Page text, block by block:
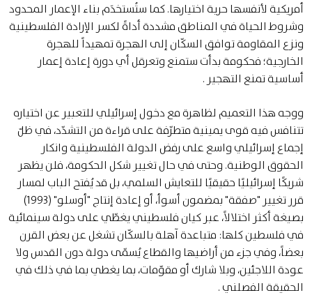
أمريكية لأنفسها حرية اختيارها. كما ستُستخدَم بناء الإعمار المحدود
وشروط الحياة في المناطق مشددة أداةً لكسر الإرادة الفلسطينية
ونزع المقاومة توافق السكّان إلى الهجرة تمهيداً للهجرة
الخارجية؛ فحكومة بدأت ستمنع وتعرقل أي دورة إعادة إعمار
أساسية تمنع التهجير .
ووجه هذا التعميم لظاهرة مع دخول إسرائيلي للتعبير عن اختياره
تتنافس فيه قوى يمينية متطرّفة على قراءة من التشدّد، في ظلّ
إجماع إسرائيلي واسع على رفض الدولة الفلسطينية وانكار
الحقوق الوطنية. وحتى في حال تغيير شكل الحكومة، فلن يظهر
شريكًا إسرائيليًا حقيقيًا للتعايش السلمي، بل قد يُفتح الباب لمسار
قرر تغيير "صفقة" بمضمون أسوأ، أو إعادة إنتاج "أوسلو" (1993)
بصيغة أكثر اختلالاً، عبر كيان فلسطيني يغطّي على دولة سينمائية
في فلسطين كلها: متباعدة آهلة بالسكّان تشغل عن بعض القرن
بعضاً، وفي جزء من أراضيها والقطاع يُسمّى دولة دون القدس ولا
عودة اللاجئين، وبلا شارك أو مقوّمات، بما يغطي بما في ذلك في
الحقيقة الفصلني .